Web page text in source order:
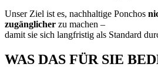
Unser Ziel ist es, nachhaltige Ponchos
zugänglicher zu machen –
damit sie sich langfristig als Standard
WAS DAS FÜR SIE